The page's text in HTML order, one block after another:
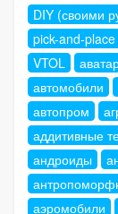
DIY (своими
pick-and-place
VTOL
автомобили
автопром
аддитивные
андроиды
аэромобили